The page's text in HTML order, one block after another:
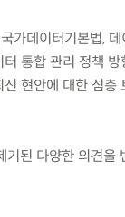
가데이터기본법,
통합 관리 정책
현안에 대한 심
된 다양한 의견을